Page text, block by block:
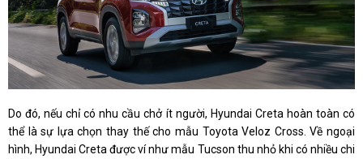
Do đó, nếu chỉ có nhu cầu chở ít người, Hyundai Creta hoàn toàn có
thể là sự lựa chọn thay thế cho mẫu Toyota Veloz Cross. Về ngoại
hình, Hyundai Creta được ví như mẫu Tucson thu nhỏ khi có nhiều chi